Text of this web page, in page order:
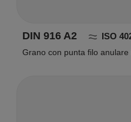
DIN 916 A2 ISO
Grano con punta filo anulare